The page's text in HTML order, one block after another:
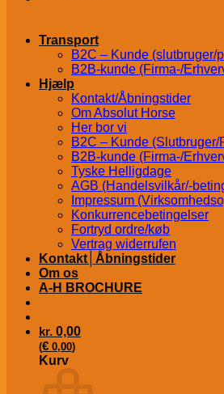
Transport
B2C – Kunde (slutbruger/
B2B-kunde (Firma-/
Hjælp
Kontakt/Åbningstider
Om Absolut Horse
Her bor vi
B2C – Kunde (Slutbruger/
B2B-kunde (Firma-/
Tyske Helligdage
AGB (Handelsvilkår/-
Impressum
Konkurrencebetingelser
Fortryd ordre/køb
Vertrag widerrufen
Kontakt│Åbningstider
Om os
A-H BROCHURE
kr. 0,00
(€ 0,00)
Kurv